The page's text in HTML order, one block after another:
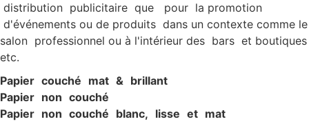
distribution publicitaire que pour la promotion
d'événements ou de produits dans un contexte comme le
salon professionnel ou à l'intérieur des bars et boutiques
etc.
Papier couché mat & brillant
Papier non couché
Papier non couché blanc, lisse et mat